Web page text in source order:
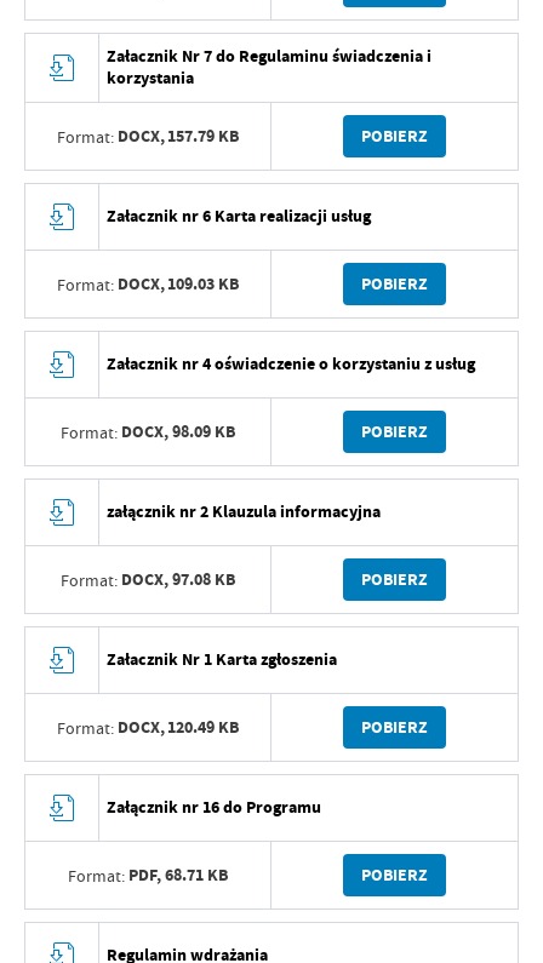
Załacznik Nr 7 do Regulaminu świadczenia i
korzystania
Format: DOCX,157.79 KB POBIERZ
Załacznik nr 6 Karta realizacji usług
Format: DOCX,109.03 KB POBIERZ
Załacznik nr 4 oświadczenie o korzystaniu z usług
Format: DOCX,98.09 KB POBIERZ
załącznik nr 2 Klauzula informacyjna
Format: DOCX,97.08 KB POBIERZ
Załacznik Nr 1 Karta zgłoszenia
Format: DOCX,120.49 KB POBIERZ
Załącznik nr 16 do Programu
Format: PDF,68.71 KB POBIERZ
Regulamin wdrażania